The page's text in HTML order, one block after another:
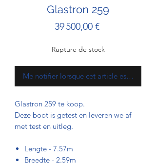
Glastron 259
39 500,00 €Prix
Rupture de stock
Me notifier lorsque cet article est
Glastron 259 te koop.
Deze boot is getest en leveren we af
met test en uitleg.
Lengte - 7.57m
Breedte - 2.59m